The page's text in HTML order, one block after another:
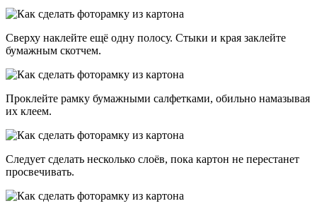
Сверху наклейте ещё одну полосу. Стыки и края заклейте
бумажным скотчем.
Проклейте рамку бумажными салфетками, обильно намазывая
их клеем.
Следует сделать несколько слоёв, пока картон не перестанет
просвечивать.